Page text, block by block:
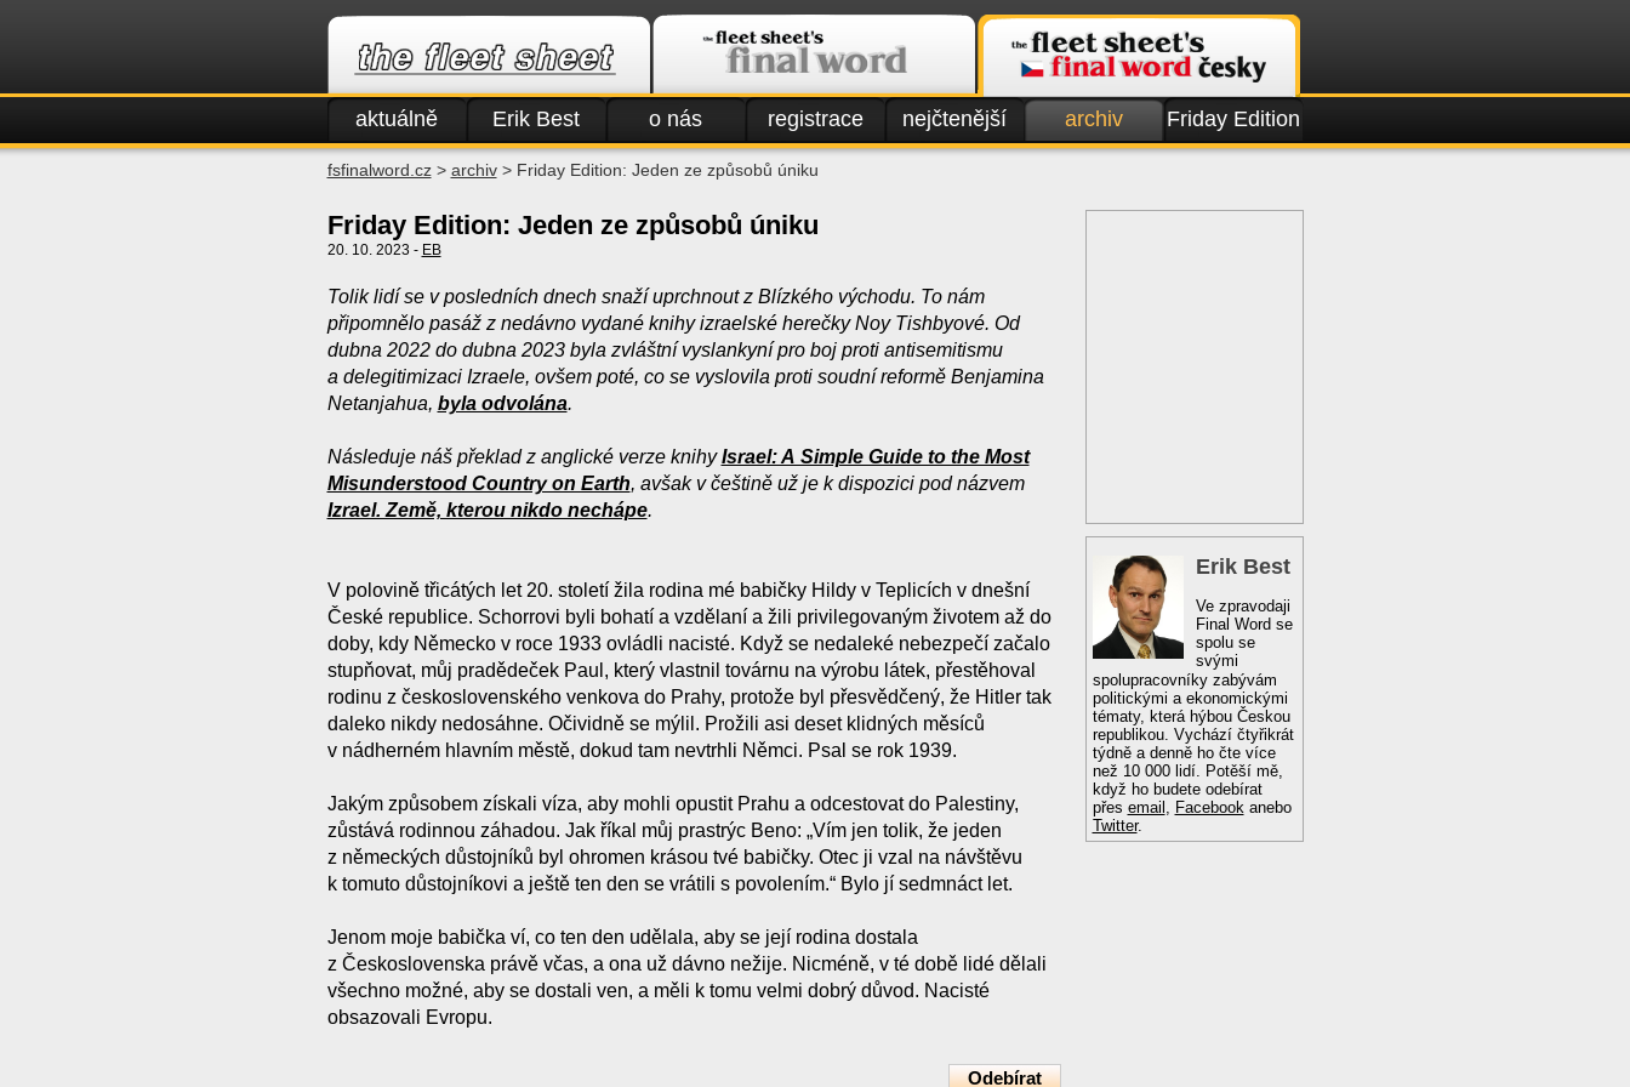
aktuálně Erik Best o nás registrace nejčtenější archiv Friday Edition
fsfinalword.cz> archiv> Friday Edition: Jeden ze způsobů úniku
Friday Edition: Jeden ze způsobů úniku
20. 10. 2023 - EB
Tolik lidí se v posledních dnech snaží uprchnout z Blízkého východu. To nám
připomnělo pasáž z nedávno vydané knihy izraelské herečky Noy Tishbyové. Od
dubna 2022 do dubna 2023 byla zvláštní vyslankyní pro boj proti antisemitismu
a delegitimizaci Izraele, ovšem poté, co se vyslovila proti soudní reformě Benjamina
Netanjahua, byla odvolána.
Následuje náš překlad z anglické verze knihyIsrael: A Simple Guide to the Most
Misunderstood Country on Earth, avšak v češtině už je k dispozici pod názvem
Izrael. Země, kterou nikdo nechápe.
V polovině třicátých let 20. století žila rodina mé babičky Hildy v Teplicích v dnešní
České republice. Schorrovi byli bohatí a vzdělaní a žili privilegovaným životem až do
doby, kdy Německo v roce 1933 ovládli nacisté. Když se nedaleké nebezpečí začalo
stupňovat, můj pradědeček Paul, který vlastnil továrnu na výrobu látek, přestěhoval
rodinu z československého venkova do Prahy, protože byl přesvědčený, že Hitler tak
daleko nikdy nedosáhne. Očividně se mýlil. Prožili asi deset klidných měsíců
v nádherném hlavním městě, dokud tam nevtrhli Němci. Psal se rok 1939.
Jakým způsobem získali víza, aby mohli opustit Prahu a odcestovat do Palestiny,
zůstává rodinnou záhadou. Jak říkal můj prastrýc Beno: „Vím jen tolik, že jeden
z německých důstojníků byl ohromen krásou tvé babičky. Otec ji vzal na návštěvu
k tomuto důstojníkovi a ještě ten den se vrátili s povolením.“ Bylo jí sedmnáct let.
Jenom moje babička ví, co ten den udělala, aby se její rodina dostala
z Československa právě včas, a ona už dávno nežije. Nicméně, v té době lidé dělali
všechno možné, aby se dostali ven, a měli k tomu velmi dobrý důvod. Nacisté
obsazovali Evropu.
Odebírat
Erik Best
Ve zpravodaji
Final Word se
spolu se
svými
spolupracovníky zabývám
politickými a ekonomickými
tématy, která hýbou Českou
republikou. Vychází čtyřikrát
týdně a denně ho čte více
než 10 000 lidí. Potěší mě,
když ho budete odebírat
přes email , Facebookanebo
Twitter.